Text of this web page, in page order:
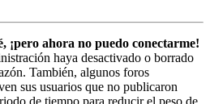
¡pero ahora no puedo conectarme!
haya desactivado o borrado
También, algunos foros
sus usuarios que no publicaron
de tiempo para reducir el peso de